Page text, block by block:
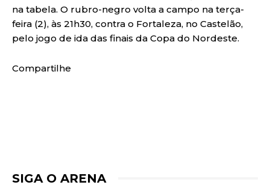
na tabela. O rubro-negro volta a campo na terça-
feira (2), às 21h30, contra o Fortaleza, no Castelão,
pelo jogo de ida das finais da Copa do Nordeste.
Compartilhe
SIGA O ARENA